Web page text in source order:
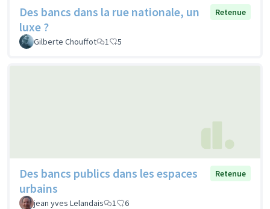
Des bancs dans la rue nationale, un
luxe ?
Retenue
Gilberte Chouffot 1 5
Des bancs publics dans les espaces
urbains
Retenue
jean yves Lelandais 1 6